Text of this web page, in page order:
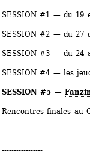
SESSION #1 — du 19
SESSION #2 — du 27
SESSION #3 — du 24
SESSION #4 — les
SESSION #5 —
Rencontres finales au
-----------------